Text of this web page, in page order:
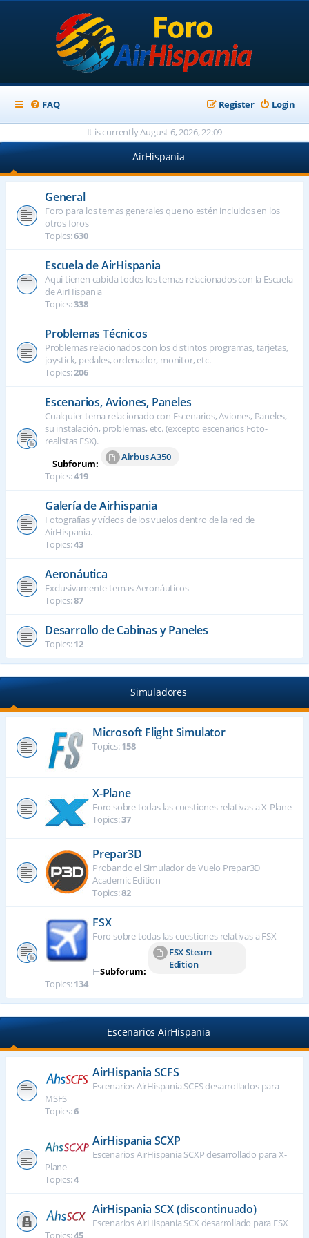
FAQ Login
Register
It is currently August 6, 2026, 22:09
AirHispania
General
Foro para los temas generales que no estén incluidos en los
otros foros
Topics:630
Escuela de AirHispania
Aqui tienen cabida todos los temas relacionados con la Escuela
de AirHispania
Topics:338
Problemas Técnicos
Problemas relacionados con los distintos programas, tarjetas,
joystick, pedales, ordenador, monitor, etc.
Topics:206
Escenarios, Aviones, Paneles
Cualquier tema relacionado con Escenarios, Aviones, Paneles,
su instalación, problemas, etc. (excepto escenarios Foto-
realistas FSX).
⊢Subforum:
Airbus A350
Topics:419
Galería de Airhispania
Fotografías y vídeos de los vuelos dentro de la red de
AirHispania.
Topics:43
Aeronáutica
Exclusivamente temas Aeronáuticos
Topics:87
Desarrollo de Cabinas y Paneles
Topics:12
Simuladores
Microsoft Flight Simulator
Topics:158
X-Plane
Foro sobre todas las cuestiones relativas a X-Plane
Topics:37
Prepar3D
Probando el Simulador de Vuelo Prepar3D
Academic Edition
Topics:82
FSX
Foro sobre todas las cuestiones relativas a FSX
⊢Subforum:
FSX Steam
Edition
Topics:134
Escenarios AirHispania
AirHispania SCFS
Escenarios AirHispania SCFS desarrollados para
MSFS
Topics:6
AirHispania SCXP
Escenarios AirHispania SCXP desarrollado para X-
Plane
Topics:4
AirHispania SCX (discontinuado)
Escenarios AirHispania SCX desarrollado para FSX
Topics:45